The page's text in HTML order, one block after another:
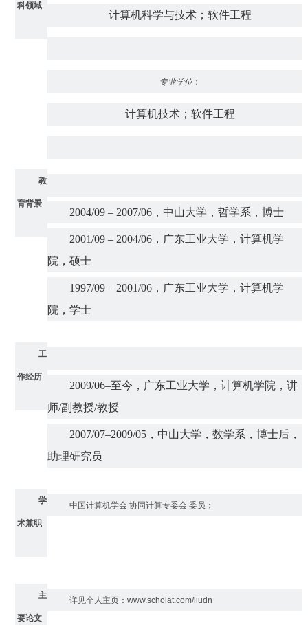
科领域
计算机科学与技术；软件工程
专业学位：
计算机技术；软件工程
教
育背景
2004/09 – 2007/06，中山大学，哲学系，博士
2001/09 – 2004/06，广东工业大学，计算机学
院，硕士
1997/09 – 2001/06，广东工业大学，计算机学
院，学士
工
作经历
2009/06–至今，广东工业大学，计算机学院，讲
师/副教授/教授
2007/07–2009/05，中山大学，数学系，博士后，
助理研究员
学
术兼职
中国计算机学会 协同计算专委会 委员；
主
要论文
详见个人主页 ： www.scholat.com/liudn